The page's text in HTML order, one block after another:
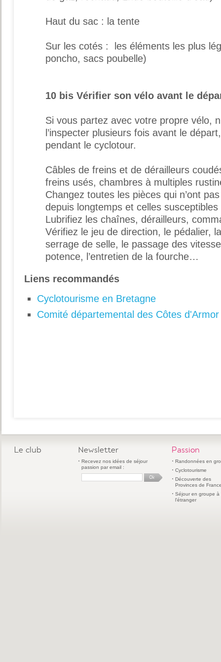
Haut du sac : la tente
Sur les cotés : les éléments les plus
poncho, sacs poubelle)
10 bis Vérifier son vélo avant le
Si vous partez avec votre propre vélo,
l’inspecter plusieurs fois avant le
pendant le cyclotour.
Câbles de freins et de dérailleurs
freins usés, chambres à multiples
Changez toutes les pièces qui n’ont
depuis longtemps et celles
Lubrifiez les chaînes, dérailleurs,
Vérifiez le jeu de direction, le pédalier,
serrage de selle, le passage des
potence, l’entretien de la fourche…
Liens recommandés
Cyclotourisme en Bretagne
Comité départemental des Côtes d'Armor
Le club Newsletter
Recevez nos idées de séjour
passion par email :
Passion
Randonnées en
Cyclotourisme
Découverte des
Provinces de
Séjour en groupe à
l'étranger